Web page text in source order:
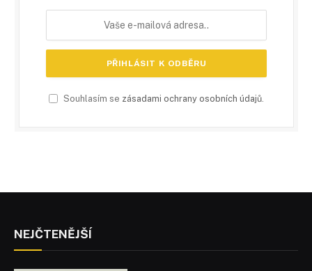
Souhlasím se zásadami ochrany osobních údajů.
NEJČTENĚJŠÍ